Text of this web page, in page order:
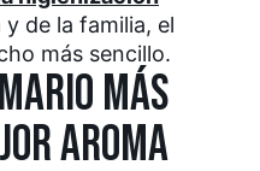
de la familia, el
más sencillo.
MÁS
AROMA